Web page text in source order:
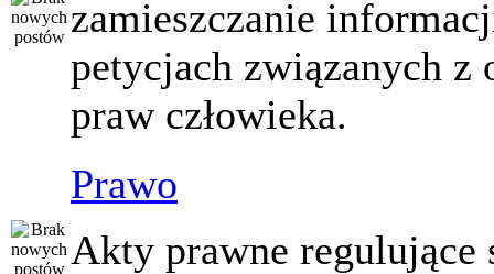
zamieszczanie
petycjach związanych z
praw człowieka.
Prawo
Akty prawne regulujące